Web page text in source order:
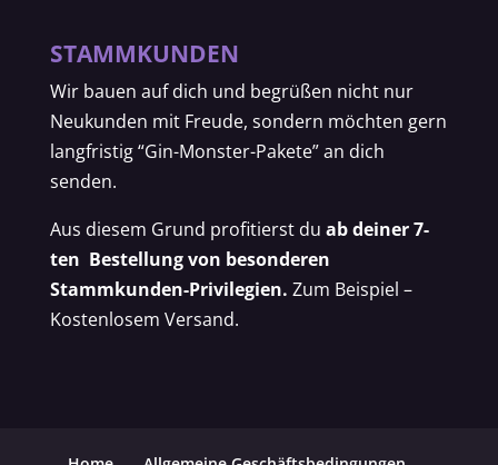
STAMMKUNDEN
Wir bauen auf dich und begrüßen nicht nur
Neukunden mit Freude, sondern möchten gern
langfristig “Gin-Monster-Pakete” an dich
senden.
Aus diesem Grund profitierst du ab deiner 7-
ten Bestellung von besonderen
Stammkunden-Privilegien. Zum Beispiel –
Kostenlosem Versand.